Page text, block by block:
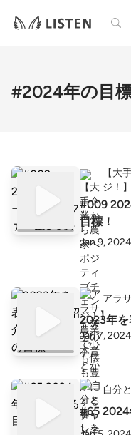
検索
#2024年の目
【大
ジ！
#009
目標！
Jan 9, 2024
アラ
2023年
Jan 7, 2024
自分
#65